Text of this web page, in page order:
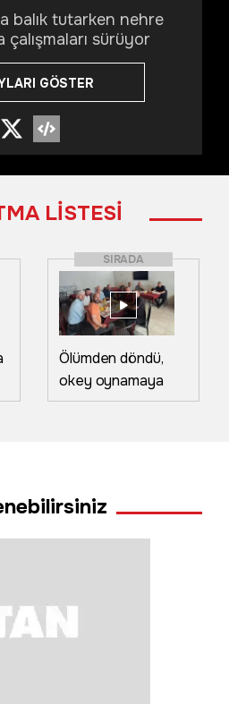
balık tutarken nehre
sürüyor
GÖSTER
LİSTESİ
SIRADA
Ölümden döndü,
okey oynamaya
kaldığı yerden